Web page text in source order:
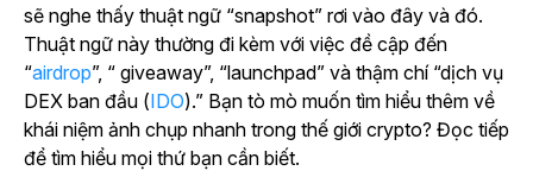
sẽ nghe thấy thuật ngữ “snapshot” rơi vào đây và đó.
Thuật ngữ này thường đi kèm với việc đề cập đến
“airdrop”, “ giveaway”, “launchpad” và thậm chí “dịch vụ
DEX ban đầu (IDO).” Bạn tò mò muốn tìm hiểu thêm về
khái niệm ảnh chụp nhanh trong thế giới crypto? Đọc tiếp
để tìm hiểu mọi thứ bạn cần biết.